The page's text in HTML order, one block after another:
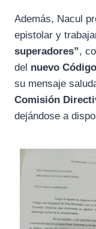
Además, Nacul
epistolar y
superadores”,
del nuevo
su mensaje
Comisión
dejándose a